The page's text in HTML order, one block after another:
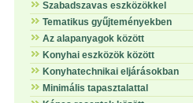
Szabadszavas eszközökkel
Tematikus gyűjteményekben
Az alapanyagok között
Konyhai eszközök között
Konyhatechnikai eljárásokban
Minimális tapasztalattal